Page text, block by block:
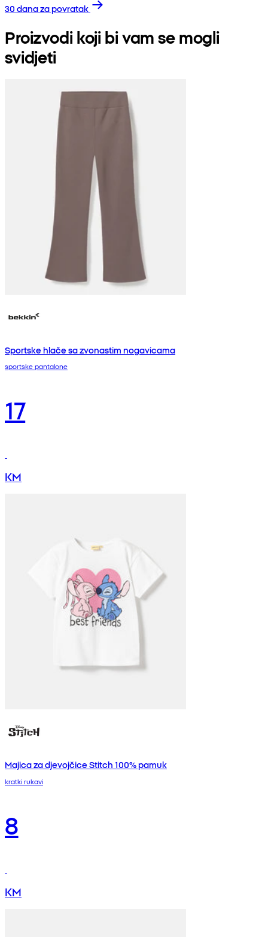
30 dana za povratak
Proizvodi koji bi vam se mogli
svidjeti
Sportske hlače sa zvonastim nogavicama
sportske pantalone
17
KM
Majica za djevojčice Stitch 100% pamuk
kratki rukavi
8
KM